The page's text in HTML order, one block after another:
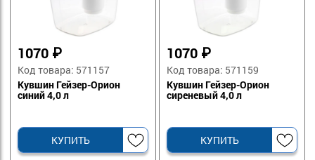
1070 ₽
Код товара: 571157
Кувшин Гейзер-Орион
синий 4,0 л
КУПИТЬ
1070 ₽
Код товара: 571159
Кувшин Гейзер-Орион
сиреневый 4,0 л
КУПИТЬ